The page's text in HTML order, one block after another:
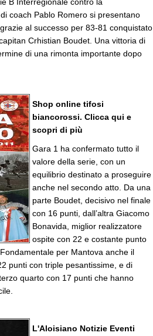
coach Pablo Romero si presentano
al successo per 83-81 conquistato
Crhistian Boudet. Una vittoria di
di una rimonta importante dopo
Shop online tifosi
biancorossi. Clicca qui e
scopri di più
Gara 1 ha confermato tutto il
valore della serie, con un
equilibrio destinato a proseguire
anche nel secondo atto. Da una
parte Boudet, decisivo nel finale
con 16 punti, dall’altra Giacomo
Bonavida, miglior realizzatore
ospite con 22 e costante punto
per Mantova anche il
punti con triple pesantissime, e di
quarto con 17 punti che hanno
L'Aloisiano Notizie Eventi